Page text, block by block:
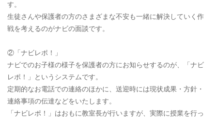
す。
生徒さんや保護者の方のさまざまな不安も一緒に解決していく作
戦を考えるのがナビの面談です。
②「ナビレポ！」
ナビでのお子様の様子を保護者の方にお知らせするのが、「ナビ
レポ！」というシステムです。
定期的なお電話での連絡のほかに、送迎時には現状成果・方針・
連絡事項の伝達などをいたします。
「ナビレポ！」はおもに教室長が行いますが、実際に授業を行っ